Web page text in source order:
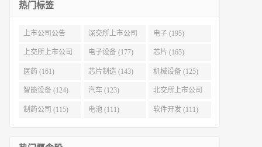
热门标签
上市公司公告
(321)
深交所上市公司
(215)
电子 (195)
上交所上市公司
(186)
电子设备 (177) 芯片 (165)
医药 (161) 芯片制造 (143) 机械设备 (125)
智能设备 (124) 汽车 (123) 北交所上市公司
(116)
制药公司 (115) 电池 (111) 软件开发 (111)